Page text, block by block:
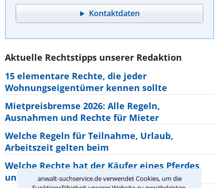
anwalt-suchservice.de verwendet Cookies, um die
Kontaktdaten
Aktuelle Rechtstipps unserer Redaktion
15 elementare Rechte, die jeder
Wohnungseigentümer kennen sollte
Mietpreisbremse 2026: Alle Regeln,
Ausnahmen und Rechte für Mieter
Welche Regeln für Teilnahme, Urlaub,
Arbeitszeit gelten beim
Welche Rechte hat der Käufer eines Pferdes
und wie macht man sie